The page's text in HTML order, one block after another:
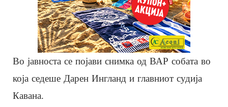
Во јавноста се појави снимка од ВАР собата во
која седеше Дарен Ингланд и главниот судија
Кавана.